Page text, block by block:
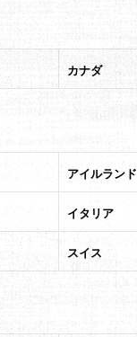
カナダ
アイルランド
イタリア
スイス